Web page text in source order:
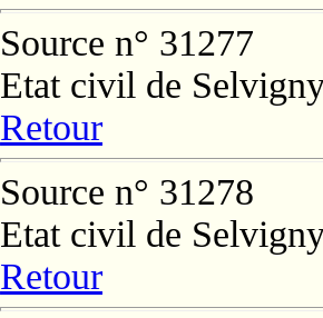
Source n° 31277
Etat civil de
Retour
Source n° 31278
Etat civil de
Retour